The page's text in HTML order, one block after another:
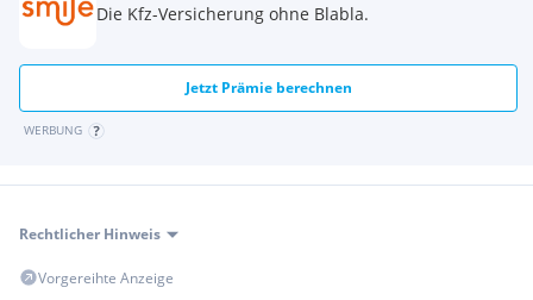
Die Kfz-Versicherung ohne Blabla.
Jetzt Prämie berechnen
WERBUNG
Rechtlicher Hinweis
Vorgereihte Anzeige